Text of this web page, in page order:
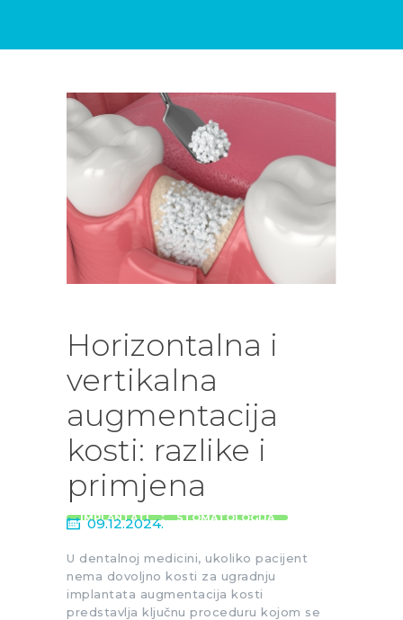
USLUGA
KONTAKT
Horizontalna i
vertikalna
augmentacija
kosti: razlike i
primjena
IMPLANTATI STOMATOLOGIJA
09.12.2024.
U dentalnoj medicini, ukoliko pacijent
nema dovoljno kosti za ugradnju
implantata augmentacija kosti
predstavlja ključnu proceduru kojom se